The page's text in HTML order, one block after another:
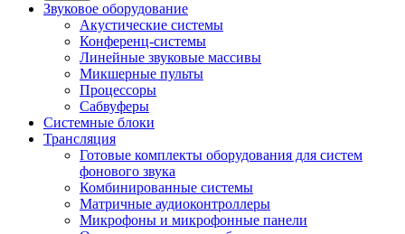
Звуковое оборудование
Акустические системы
Конференц-системы
Линейные звуковые массивы
Микшерные пульты
Процессоры
Сабвуферы
Системные блоки
Трансляция
Готовые комплекты оборудования для систем
фонового звука
Комбинированные системы
Матричные аудиоконтроллеры
Микрофоны и микрофонные панели